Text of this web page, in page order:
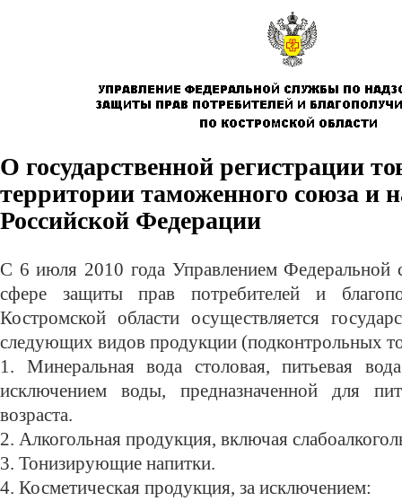
О государственной регистрации
территории таможенного союза и
Российской Федерации
С 6 июля 2010 года Управлением Федеральной
сфере защиты прав потребителей и
Костромской области осуществляется
следующих видов продукции (подконтрольных
1. Минеральная вода столовая, питьевая
исключением воды, предназначенной для
возраста.
2. Алкогольная продукция, включая
3. Тонизирующие напитки.
4. Косметическая продукция, за исключением: